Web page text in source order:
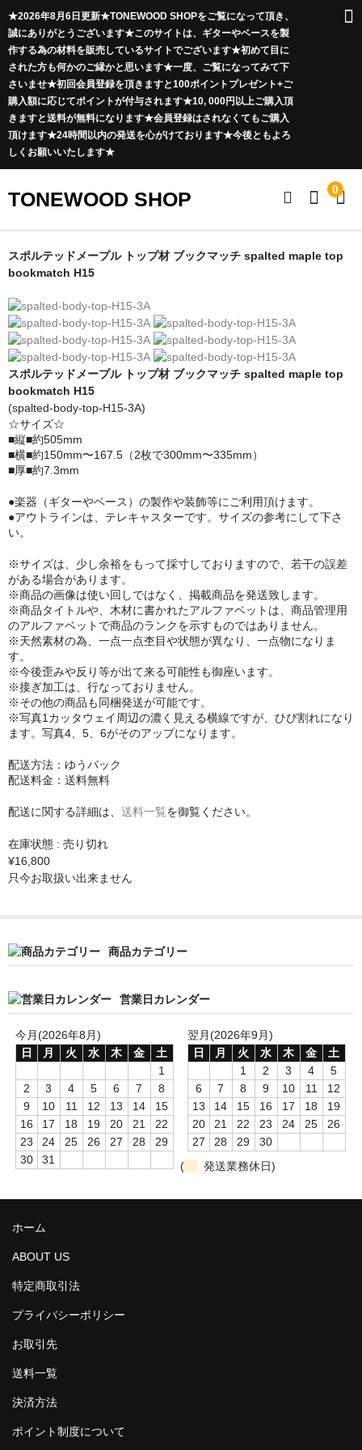
★2026年8月6日更新★TONEWOOD SHOPをご覧になって頂き、
誠にありがとうございます★このサイトは、ギターやベースを製
作する為の材料を販売しているサイトでございます★初めて目に
された方も何かのご縁かと思います★一度、ご覧になってみて下
さいませ★初回会員登録を頂きますと100ポイントプレゼント+ご
購入額に応じてポイントが付与されます★10, 000円以上ご購入頂
きますと送料が無料になります★会員登録はされなくてもご購入
頂けます★24時間以内の発送を心がけております★今後ともよろ
しくお願いいたします★
TONEWOOD SHOP 0
ボディ材
突板材
Curly Maple
Quilted Maple
トップ材
Curly Maple
Spalted Maple
Maple Burl
Birds Eye Maple
Walnut
Alder
Ash
Torrefied Roasted Thermo Wood
ネック材
Roasted
指板材
ポジションマーク
green abalone
3mm
7mm
pink mother of pearl
3mm
スポルテッドメープル トップ材 ブックマッチ spalted maple top
bookmatch H15
スポルテッドメープル トップ材 ブックマッチ spalted maple top
bookmatch H15
(spalted-body-top-H15-3A)
☆サイズ☆
■縦■約505mm
■横■約150mm〜167.5（2枚で300mm〜335mm）
■厚■約7.3mm
●楽器（ギターやベース）の製作や装飾等にご利用頂けます。
●アウトラインは、テレキャスターです。サイズの参考にして下さ
い。
※サイズは、少し余裕をもって採寸しておりますので、若干の誤差
がある場合があります。
※商品の画像は使い回しではなく、掲載商品を発送致します。
※商品タイトルや、木材に書かれたアルファベットは、商品管理用
のアルファベットで商品のランクを示すものではありません。
※天然素材の為、一点一点杢目や状態が異なり、一点物になりま
す。
※今後歪みや反り等が出て来る可能性も御座います。
※接ぎ加工は、行なっておりません。
※その他の商品も同梱発送が可能です。
※写真1カッタウェイ周辺の濃く見える横線ですが、ひび割れになり
ます。写真4、5、6がそのアップになります。
配送方法：ゆうパック
配送料金：送料無料
配送に関する詳細は、 送料一覧を御覧ください。
在庫状態 : 売り切れ
¥16,800
只今お取扱い出来ません
商品カテゴリー
営業日カレンダー
今月(2026年8月)
日
月 火 水 木 金
土
1
2
3 4 5 6 7
8
9
10 11 12 13 14
15
16
17 18 19 20 21
22
23
24 25 26 27 28
29
30
31
翌月(2026年9月)
日
月 火 水 木 金
土
1
2 3 4
5
6
7 8 9 10 11
12
13
14 15 16 17 18
19
20
21 22 23 24 25
26
27
28 29
30
(
発送業務休日)
ホーム
ABOUT US
特定商取引法
プライバシーポリシー
お取引先
送料一覧
決済方法
ポイント制度について